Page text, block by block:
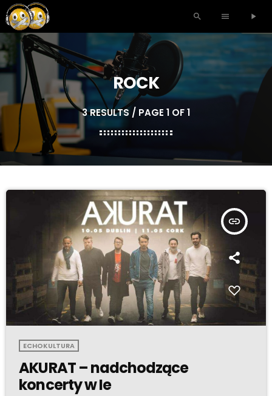
search menu play_arrow
ROCK
3 RESULTS / PAGE 1 OF 1
insert_link
ECHOKULTURA
AKURAT – nadchodzące
koncerty w Ie